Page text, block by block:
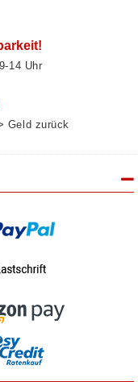
Uhr
Geld zurück